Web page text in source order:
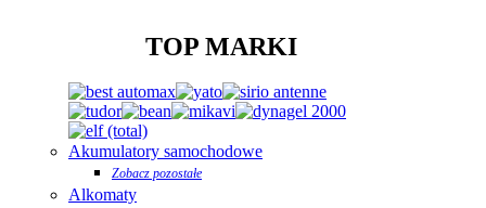
TOP MARKI
Akumulatory samochodowe
Zobacz pozostałe
Alkomaty